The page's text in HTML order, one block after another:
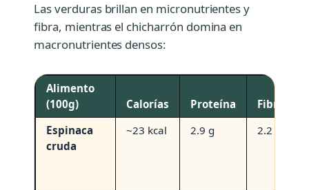
Las verduras brillan en micronutrientes y
fibra, mientras el chicharrón domina en
macronutrientes densos:
Alimento
(100g)
Calorías Proteína Fibra
Espinaca
cruda
~23 kcal 2.9 g 2.2 g